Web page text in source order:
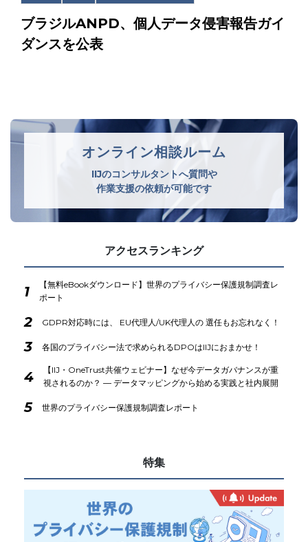
ブラジルANPD、個人データ侵害報告ガイ
ダンスを公表
オンライン相談ルーム
IIJのコンサルタントへ質問や
作業支援の依頼が可能です
アクセスランキング
1
【無料eBookダウンロード】世界のプライバシー保護規制調査レ
ポート
2 GDPR対応時には、 EU代理人/UK代理人の 選任もお忘れなく！
3 各国のプライバシー法で求められるDPOはIIJにおまかせ！
4
【IIJ・OneTrust共催ウェビナー】なぜ今データガバナンスが重
視されるのか？ ― データマッピングから始める実践と社内展開
5 世界のプライバシー保護規制調査レポート
特集